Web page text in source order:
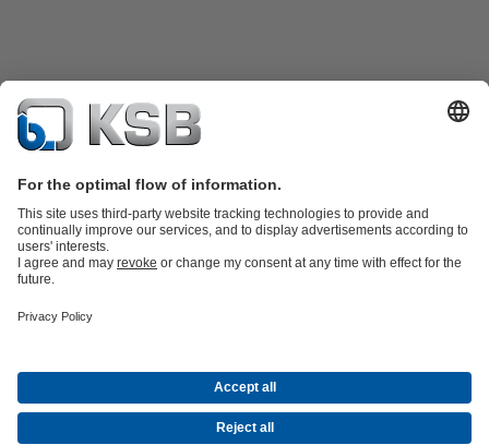
Industrie generalăConstrucții
CompaniaEvenimenteComunicate de presăCarierăSocial Media